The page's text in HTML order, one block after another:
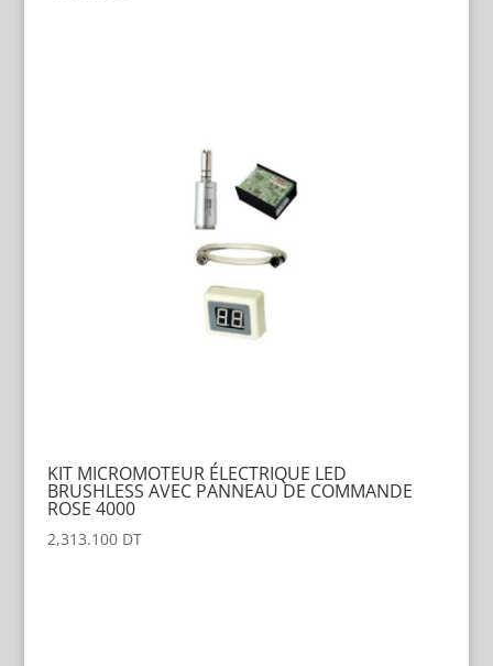
KIT MICROMOTEUR ÉLECTRIQUE LED
BRUSHLESS AVEC PANNEAU DE COMMANDE
ROSE 4000
2,313.100DT